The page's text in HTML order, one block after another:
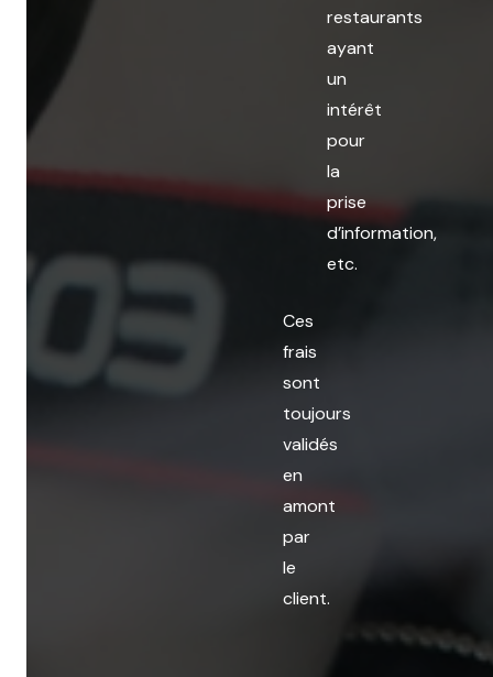
restaurants
ayant
un
intérêt
pour
la
prise
d’information,
etc.
Ces
frais
sont
toujours
validés
en
amont
par
le
client.